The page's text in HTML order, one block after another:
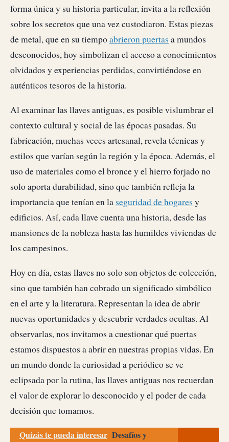
forma única y su historia particular, invita a la reflexión
sobre los secretos que una vez custodiaron. Estas piezas
de metal, que en su tiempoabrieron puertas a mundos
desconocidos, hoy simbolizan el acceso a conocimientos
olvidados y experiencias perdidas, convirtiéndose en
auténticos tesoros de la historia.
Al examinar las llaves antiguas, es posible vislumbrar el
contexto cultural y social de las épocas pasadas. Su
fabricación, muchas veces artesanal, revela técnicas y
estilos que varían según la región y la época. Además, el
uso de materiales como el bronce y el hierro forjado no
solo aporta durabilidad, sino que también refleja la
importancia que tenían en la seguridad de hogares y
edificios. Así, cada llave cuenta una historia, desde las
mansiones de la nobleza hasta las humildes viviendas de
los campesinos.
Hoy en día, estas llaves no solo son objetos de colección,
sino que también han cobrado un significado simbólico
en el arte y la literatura. Representan la idea de abrir
nuevas oportunidades y descubrir verdades ocultas. Al
observarlas, nos invitamos a cuestionar qué puertas
estamos dispuestos a abrir en nuestras propias vidas. En
un mundo donde la curiosidad a periódico se ve
eclipsada por la rutina, las llaves antiguas nos recuerdan
el valor de explorar lo desconocido y el poder de cada
decisión que tomamos.
Quizás te pueda interesar Desafíos y